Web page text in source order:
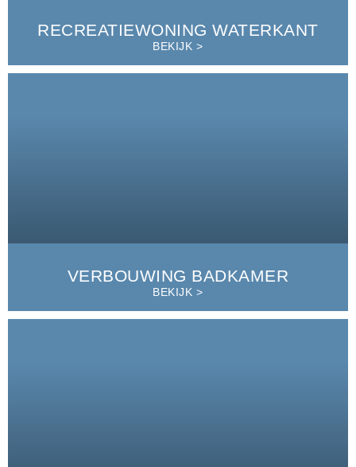
RECREATIEWONING WATERKANT
BEKIJK >
VERBOUWING BADKAMER
BEKIJK >